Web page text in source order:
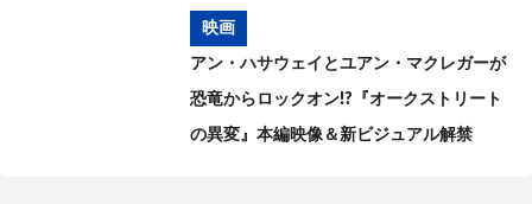
映画
アン・ハサウェイとユアン・マクレガーが
恐竜からロックオン!?『オークストリート
の異変』本編映像＆新ビジュアル解禁